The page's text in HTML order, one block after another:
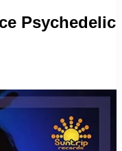
Psychedelic